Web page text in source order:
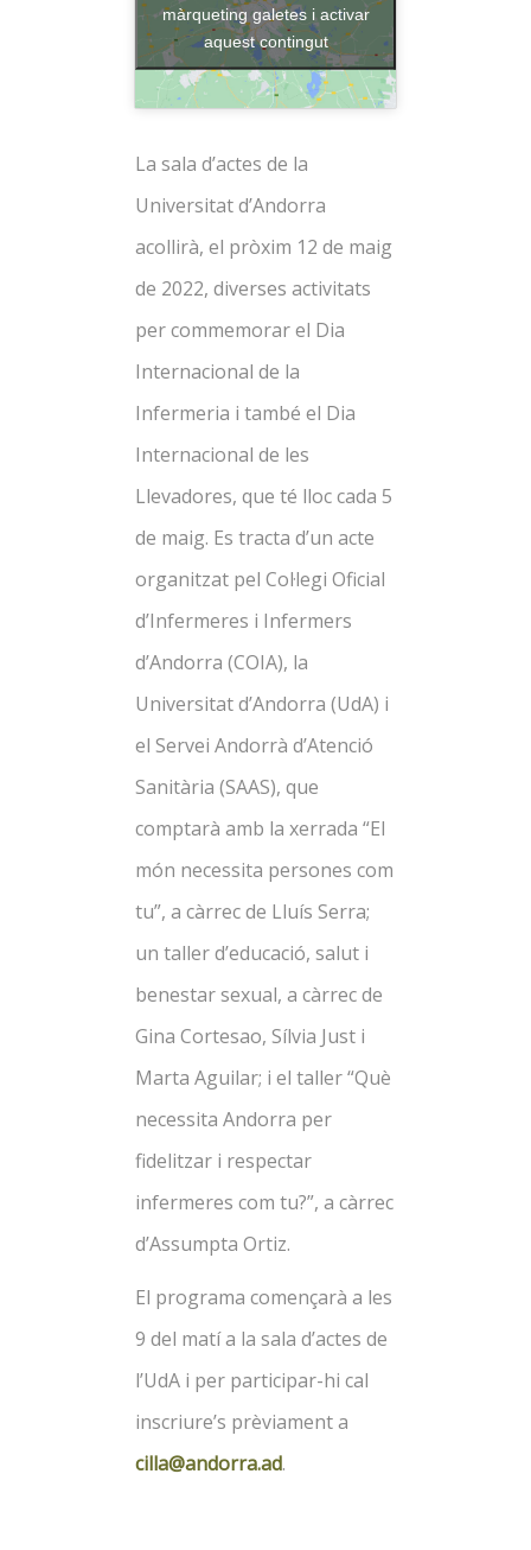
màrqueting galetes i activar
aquest contingut
La sala d’actes de la
Universitat d’Andorra
acollirà, el pròxim 12 de maig
de 2022, diverses activitats
per commemorar el Dia
Internacional de la
Infermeria i també el Dia
Internacional de les
Llevadores, que té lloc cada 5
de maig. Es tracta d’un acte
organitzat pel Col·legi Oficial
d’Infermeres i Infermers
d’Andorra (COIA), la
Universitat d’Andorra (UdA) i
el Servei Andorrà d’Atenció
Sanitària (SAAS), que
comptarà amb la xerrada “El
món necessita persones com
tu”, a càrrec de Lluís Serra;
un tallerd’educació, salut i
benestar sexual, a càrrec de
Gina Cortesao, Sílvia Just i
Marta Aguilar; i el taller“Què
necessita Andorra per
fidelitzar i respectar
infermeres com tu?”, a càrrec
d’Assumpta Ortiz.
El programa començarà a les
9 del matí a la sala d’actes de
l’UdA i per participar-hi cal
inscriure’s prèviament a
cilla@andorra.ad.